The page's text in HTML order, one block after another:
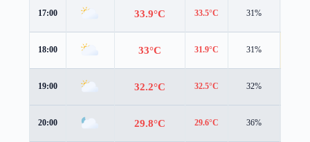
17:00 33.9°C 33.5°C 31%
18:00 33°C 31.9°C 31%
19:00 32.2°C 32.5°C 32%
20:00 29.8°C 29.6°C 36%